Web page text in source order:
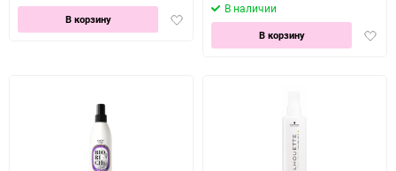
Добавить
избранное
В корзину
В наличии
В корзину